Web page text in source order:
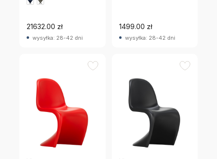
21632.00 zł
wysyłka: 28-42 dni
1499.00 zł
wysyłka: 28-42 dni